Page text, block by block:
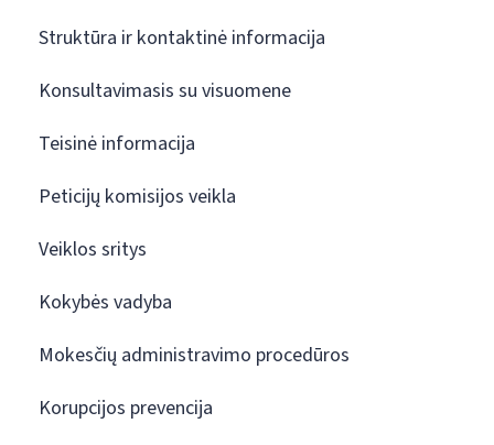
Struktūra ir kontaktinė informacija
Konsultavimasis su visuomene
Teisinė informacija
Peticijų komisijos veikla
Veiklos sritys
Kokybės vadyba
Mokesčių administravimo procedūros
Korupcijos prevencija